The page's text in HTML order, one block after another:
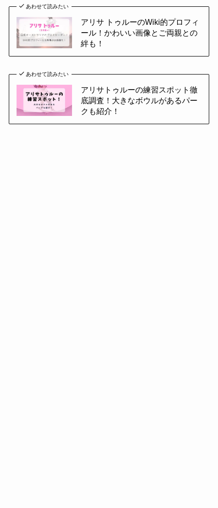
あわせて読みたい
アリサ トゥルーのWiki的プロフィ
ール！かわいい画像とご両親との
絆も！
あわせて読みたい
アリサトゥルーの練習スポット徹
底調査！大きなボウルがあるパー
クも紹介！